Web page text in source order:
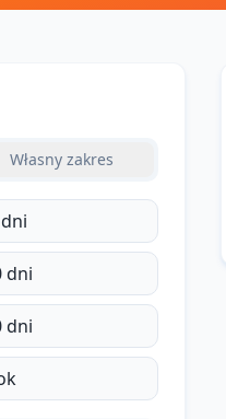
Własny zakres
dni
dni